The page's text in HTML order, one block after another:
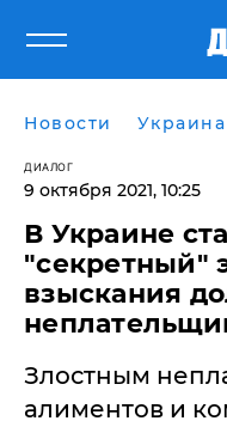
Новости Украина
ДИАЛОГ
9 октября 2021, 10:25
В Украине
"секретный"
взыскания
Злостным
алиментов и